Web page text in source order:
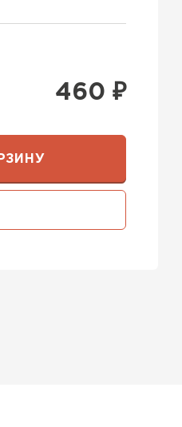
460 ₽